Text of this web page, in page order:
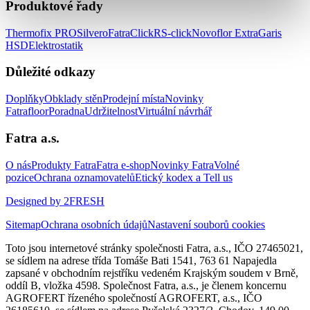
Produktové řady
Thermofix PROSilveroFatraClickRS-clickNovoflor ExtraGaris
HSDElektrostatik
Důležité odkazy
DoplňkyObklady stěnProdejní místaNovinky
FatrafloorPoradnaUdržitelnostVirtuální návrhář
Fatra a.s.
O násProdukty FatraFatra e-shopNovinky FatraVolné
poziceOchrana oznamovatelůEtický kodex a Tell us
Designed by 2FRESH
SitemapOchrana osobních údajůNastavení souborů cookies
Toto jsou internetové stránky společnosti Fatra, a.s., IČO 27465021,
se sídlem na adrese třída Tomáše Bati 1541, 763 61 Napajedla
zapsané v obchodním rejstříku vedeném Krajským soudem v Brně,
oddíl B, vložka 4598. Společnost Fatra, a.s., je členem koncernu
AGROFERT řízeného společností AGROFERT, a.s., IČO